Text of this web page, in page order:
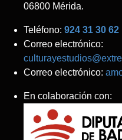
06800 Mérida.
Teléfono: 924 31 30 62
Correo electrónico:
Correo electrónico:
En colaboración con: